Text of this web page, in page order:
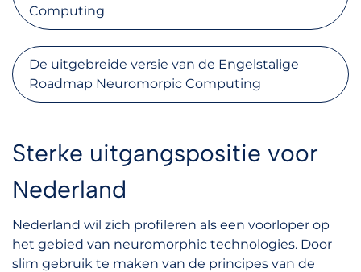
Computing
De uitgebreide versie van de Engelstalige
Roadmap Neuromorpic Computing
Sterke uitgangspositie voor
Nederland
Nederland wil zich profileren als een voorloper op
het gebied van neuromorphic technologies. Door
slim gebruik te maken van de principes van de